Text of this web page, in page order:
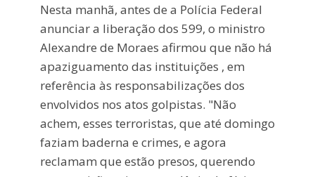
Nesta manhã, antes de a Polícia Federal
anunciar a liberação dos 599, o ministro
Alexandre de Moraes afirmou que não há
apaziguamento das instituições , em
referência às responsabilizações dos
envolvidos nos atos golpistas. "Não
achem, esses terroristas, que até domingo
faziam baderna e crimes, e agora
reclamam que estão presos, querendo